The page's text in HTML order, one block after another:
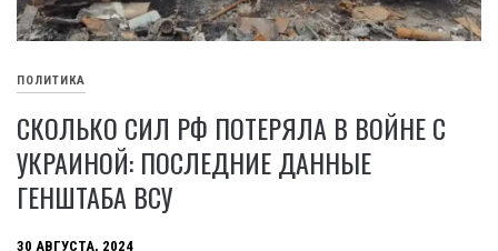
ПОЛИТИКА
СКОЛЬКО СИЛ РФ ПОТЕРЯЛА В ВОЙНЕ С
УКРАИНОЙ: ПОСЛЕДНИЕ ДАННЫЕ
ГЕНШТАБА ВСУ
30 АВГУСТА, 2024